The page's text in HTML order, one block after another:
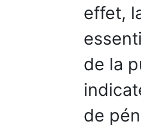
effet,
de la
de